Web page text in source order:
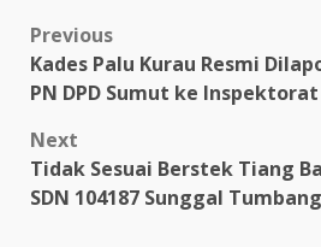
Post
navigation
Previous
Kades Palu Kurau Resmi
PN DPD Sumut ke Inspektorat
Next
Tidak Sesuai Berstek Tiang
SDN 104187 Sunggal